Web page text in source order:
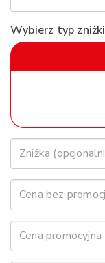
Wybierz typ zniżki